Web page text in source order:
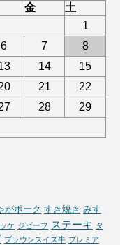
金
土
1
6 7
8
14
15
21
22
28
29
がポーク すき焼き みす
ケ ジビーフ ステーキ タ
ブラウンスイス牛 プレミア